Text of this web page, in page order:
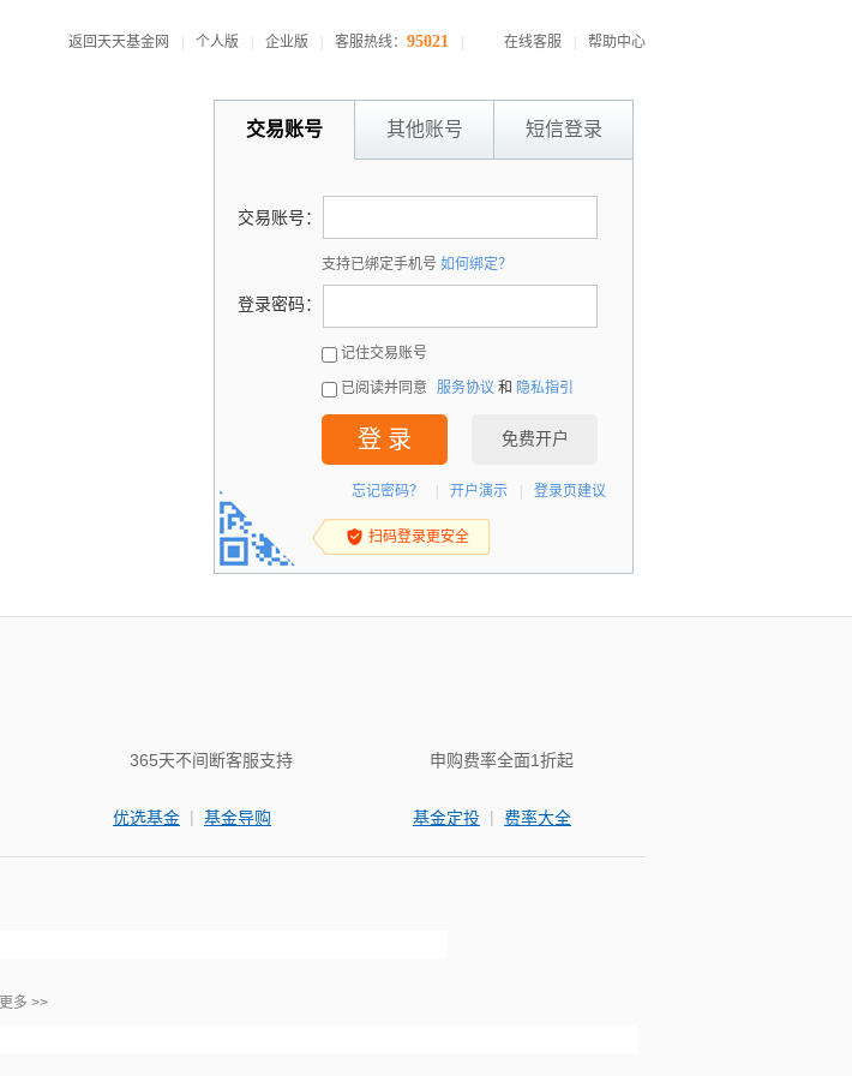
返回天天基金网 个人版 企业版 客服热线： 95021 在线客服 帮助中心
交易账号 其他账号 短信登录
交易账号：
支持已绑定手机号 如何绑定？
登录密码：
记住交易账号
已阅读并同意 服务协议 和 隐私指引
登 录 免费开户
忘记密码？ 开户演示 登录页建议
扫码登录更安全
365天不间断客服支持
优选基金 | 基金导购
申购费率全面1折起
基金定投 | 费率大全
更多 >>